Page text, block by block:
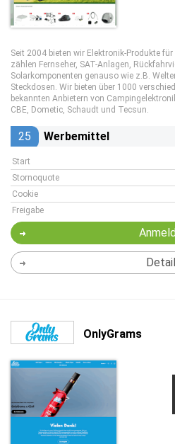
Seit 2004 bieten wir Elektronik-Produkte
zählen Fernseher, SAT-Anlagen,
Solarkomponenten genauso wie z.B.
Steckdosen. Wir bieten über 1000
bekannten Anbietern von
CBE, Dometic, Schaudt und Tecsun.
25 Werbemittel
Start
Stornoquote
Cookie
Freigabe
OnlyGrams